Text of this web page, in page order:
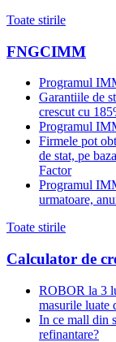
Toate stirile
FNGCIMM
Programul
Garantiile de
crescut cu
Programul
Firmele pot
de stat, pe
Factor
Programul
urmatoare,
Toate stirile
Calculator de
ROBOR la 3
masurile luate
In ce mall din
refinantare?